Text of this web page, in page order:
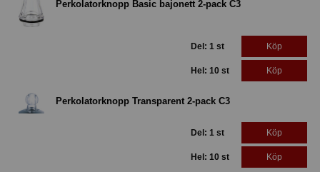
Perkolatorknopp Basic bajonett 2-pack C3
Del: 1 st Köp
Hel: 10 st Köp
Perkolatorknopp Transparent 2-pack C3
Del: 1 st Köp
Hel: 10 st Köp